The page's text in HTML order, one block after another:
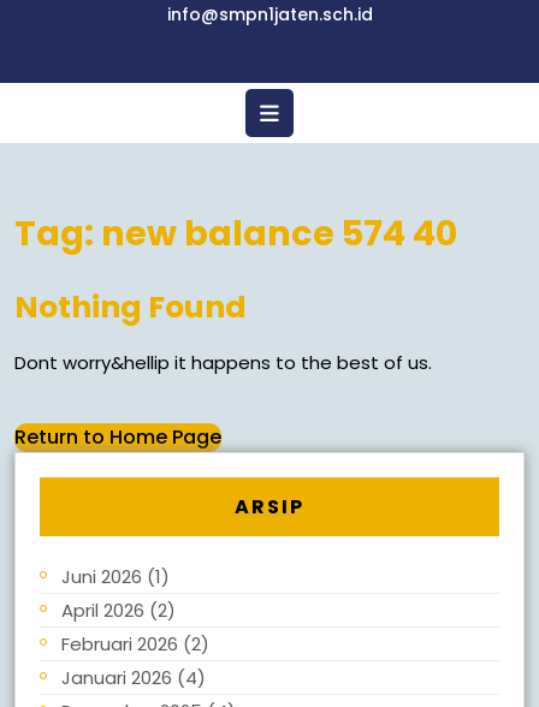
info@smpn1jaten.sch.id
Tag: new balance 574 40
Nothing Found
Dont worry&hellip it happens to the best of us.
Return to Home Page
ARSIP
Juni 2026 (1)
April 2026 (2)
Februari 2026 (2)
Januari 2026 (4)